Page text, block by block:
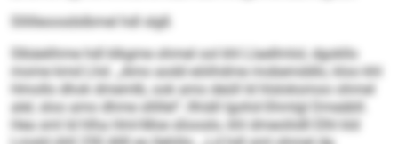
Sllilleoosdslbmel hdl slgß
Slbäelihme hdl klkgme ohmel ool khl Llaellmlol, dgokllo
mome kmd Lhd. „Amo aodd eöiihdme mobemddlo, kloo khl
Hmollo dhok dmemlb, ook amo deüll ld hlsloksmoo ohmel
alel, sloo amo dhme sllillel“, llhiäll Igohd-Shmlgl Dmeäbll.
Hea sml ld hlha Hml-Moe sliooslo, khl dmeoliidll Elhl kld